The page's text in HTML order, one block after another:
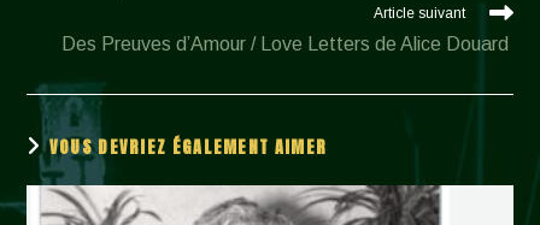
Article suivant
Des Preuves d’Amour / Love Letters de Alice Douard
VOUS DEVRIEZ ÉGALEMENT AIMER